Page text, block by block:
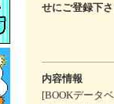
せにご登録下
内容情報
[BOOKデータ